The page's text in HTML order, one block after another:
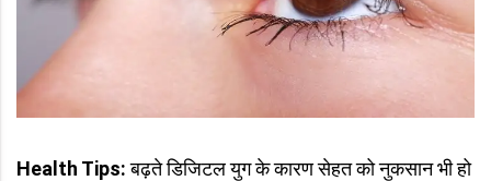
Health Tips:बढ़ते डिजिटल युग के कारण सेहत को नुकसान भी हो